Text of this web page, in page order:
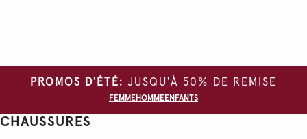
PROMOS D'ÉTÉ: JUSQU'À 50% DE REMISE
FEMMEHOMMEENFANTS
CHAUSSURES